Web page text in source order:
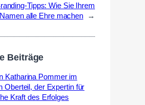
Tipps: Wie Sie Ihrem
Namen alle Ehre machen
→
Beiträge